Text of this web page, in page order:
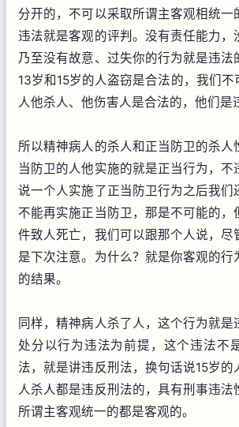
分开的，不可以采取所谓主客观相统一
违法就是客观的评判。没有责任能力，
乃至没有故意、过失你的行为就是违法
13岁和15岁的人盗窃是合法的，我们
人他杀人、他伤害人是合法的，他们是
所以精神病人的杀人和正当防卫的杀人
当防卫的人他实施的就是正当行为，不
说一个人实施了正当防卫行为之后我们
不能再实施正当防卫，那是不可能的，
件致人死亡，我们可以跟那个人说，尽
是下次注意。为什么？就是你客观的行
的结果。
同样，精神病人杀了人，这个行为就是
处分以行为违法为前提，这个违法不
法，就是讲违反刑法，换句话说15岁的
人杀人都是违反刑法的，具有刑事违法
所谓主客观统一的都是客观的。